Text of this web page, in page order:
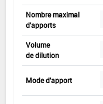
Nombre maximal
d'apports
Volume
de dilution
Mode d'apport